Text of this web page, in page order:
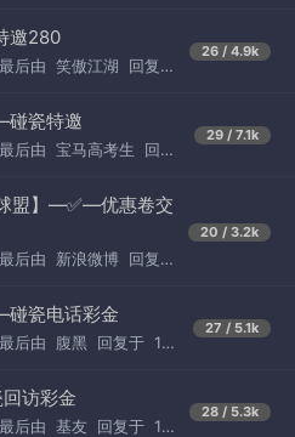
邀280
最后由 笑傲江湖
回复
26 / 4.9k
碰瓷特邀
最后由 宝马高考生
回复
29 / 7.1k
盟】—✅—优惠卷交
最后由 新浪微博 回复
20 / 3.2k
碰瓷电话彩金
最后由 腹黑 回复于 1周
27 / 5.1k
访彩金
最后由 基友 回复于 1周
28 / 5.3k